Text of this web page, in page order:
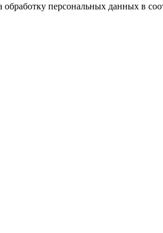
персональных данных в